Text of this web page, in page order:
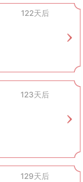
122天后
123天后
129天后